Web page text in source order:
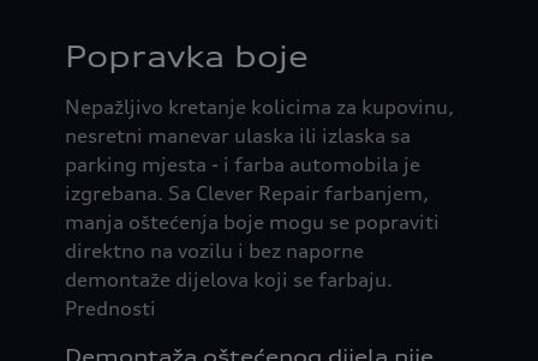
Popravka boje
Nepažljivo kretanje kolicima za kupovinu,
nesretni manevar ulaska ili izlaska sa
parking mjesta - i farba automobila je
izgrebana. Sa Clever Repair farbanjem,
manja oštećenja boje mogu se popraviti
direktno na vozilu i bez naporne
demontaže dijelova koji se farbaju.
Prednosti
Demontaža oštećenog dijela nije